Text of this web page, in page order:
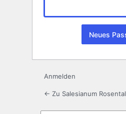
Anmelden
← Zu Salesianum Rosental